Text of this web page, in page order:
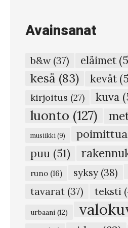
Avainsanat
b&w(37) eläimet
kesä (83) kevät
kirjoitus (27) kuva
luonto (127)
musiikki (9) poimittua
puu (51)
runo (16) syksy(38)
tavarat (37) teksti
urbaani (12)